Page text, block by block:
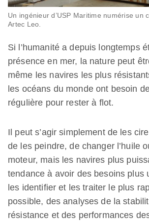
Un ingénieur d’USP Maritime numérise un
Artec Leo.
Si l’humanité a depuis longtemps
présence en mer, la nature peut
même les navires les plus
les océans du monde ont besoin
régulière pour rester à flot.
Il peut s’agir simplement de les
de les peindre, de changer l’huile
moteur, mais les navires plus
tendance à avoir des besoins plus
les identifier et les traiter le plus
possible, des analyses de la
résistance et des performances